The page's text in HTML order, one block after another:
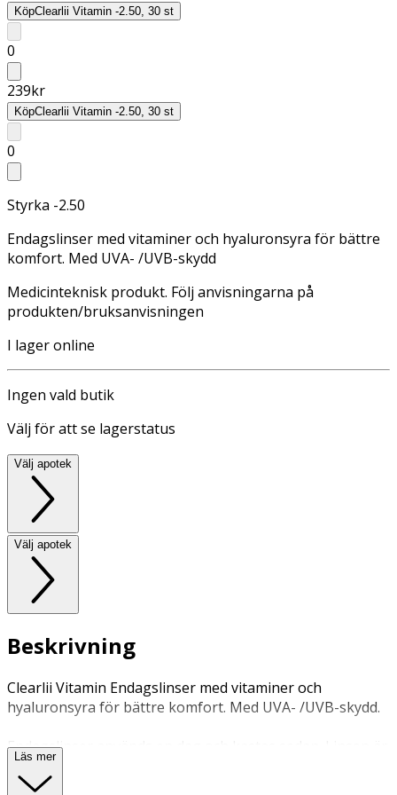
KöpClearlii Vitamin -2.50, 30 st
0
239kr
KöpClearlii Vitamin -2.50, 30 st
0
Styrka -2.50
Endagslinser med vitaminer och hyaluronsyra för bättre
komfort. Med UVA- /UVB-skydd
Medicinteknisk produkt. Följ anvisningarna på
produkten/bruksanvisningen
I lager online
Ingen vald butik
Välj för att se lagerstatus
Välj apotek
Välj apotek
Beskrivning
Clearlii Vitamin Endagslinser med vitaminer och
hyaluronsyra för bättre komfort. Med UVA- /UVB-skydd.
Endagslinser används en dag och kastas sedan. Linsen är
inte avsedd att sova med.
Läs mer